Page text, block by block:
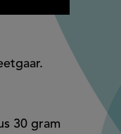
30 gram